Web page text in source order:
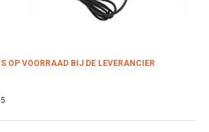
OP VOORRAAD BIJ DE LEVERANCIER